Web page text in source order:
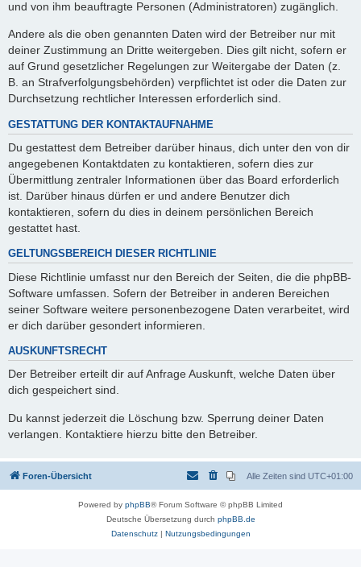
und von ihm beauftragte Personen (Administratoren) zugänglich.
Andere als die oben genannten Daten wird der Betreiber nur mit
deiner Zustimmung an Dritte weitergeben. Dies gilt nicht, sofern er
auf Grund gesetzlicher Regelungen zur Weitergabe der Daten (z.
B. an Strafverfolgungsbehörden) verpflichtet ist oder die Daten zur
Durchsetzung rechtlicher Interessen erforderlich sind.
GESTATTUNG DER KONTAKTAUFNAHME
Du gestattest dem Betreiber darüber hinaus, dich unter den von dir
angegebenen Kontaktdaten zu kontaktieren, sofern dies zur
Übermittlung zentraler Informationen über das Board erforderlich
ist. Darüber hinaus dürfen er und andere Benutzer dich
kontaktieren, sofern du dies in deinem persönlichen Bereich
gestattet hast.
GELTUNGSBEREICH DIESER RICHTLINIE
Diese Richtlinie umfasst nur den Bereich der Seiten, die die phpBB-
Software umfassen. Sofern der Betreiber in anderen Bereichen
seiner Software weitere personenbezogene Daten verarbeitet, wird
er dich darüber gesondert informieren.
AUSKUNFTSRECHT
Der Betreiber erteilt dir auf Anfrage Auskunft, welche Daten über
dich gespeichert sind.
Du kannst jederzeit die Löschung bzw. Sperrung deiner Daten
verlangen. Kontaktiere hierzu bitte den Betreiber.
Foren-Übersicht Alle Zeiten sind UTC+01:00
Powered by phpBB® Forum Software © phpBB Limited
Deutsche Übersetzung durch phpBB.de
Datenschutz| Nutzungsbedingungen